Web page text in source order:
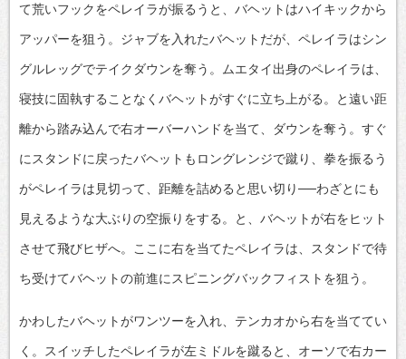
て荒いフックをペレイラが振るうと、バヘットはハイキックから
アッパーを狙う。ジャブを入れたバヘットだが、ペレイラはシン
グルレッグでテイクダウンを奪う。ムエタイ出身のペレイラは、
寝技に固執することなくバヘットがすぐに立ち上がる。と遠い距
離から踏み込んで右オーバーハンドを当て、ダウンを奪う。すぐ
にスタンドに戻ったバヘットもロングレンジで蹴り、拳を振るう
がペレイラは見切って、距離を詰めると思い切り──わざとにも
見えるような大ぶりの空振りをする。と、バヘットが右をヒット
させて飛びヒザへ。ここに右を当てたペレイラは、スタンドで待
ち受けてバヘットの前進にスピニングバックフィストを狙う。
かわしたバヘットがワンツーを入れ、テンカオから右を当ててい
く。スイッチしたペレイラが左ミドルを蹴ると、オーソで右カー